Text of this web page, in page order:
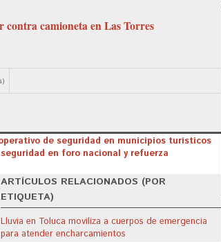
camioneta en Las Torres
de seguridad en municipios turísticos
en foro nacional y refuerza
ARTÍCULOS RELACIONADOS (POR
ETIQUETA)
Lluvia en Toluca moviliza a cuerpos de emergencia
para atender encharcamientos